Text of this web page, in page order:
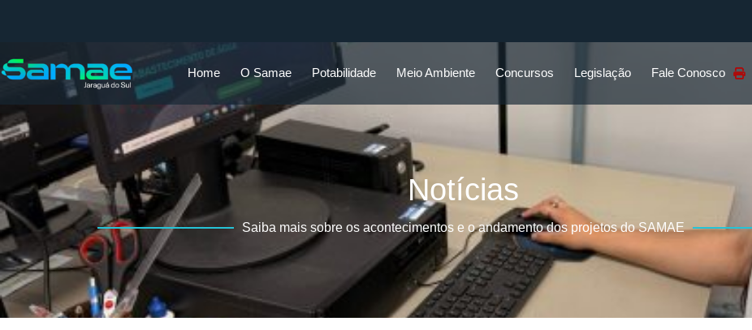
Home O Samae Potabilidade Meio Ambiente Concursos Legislação Fale Conosco
Notícias
Saiba mais sobre os acontecimentos e o andamento dos projetos do SAMAE